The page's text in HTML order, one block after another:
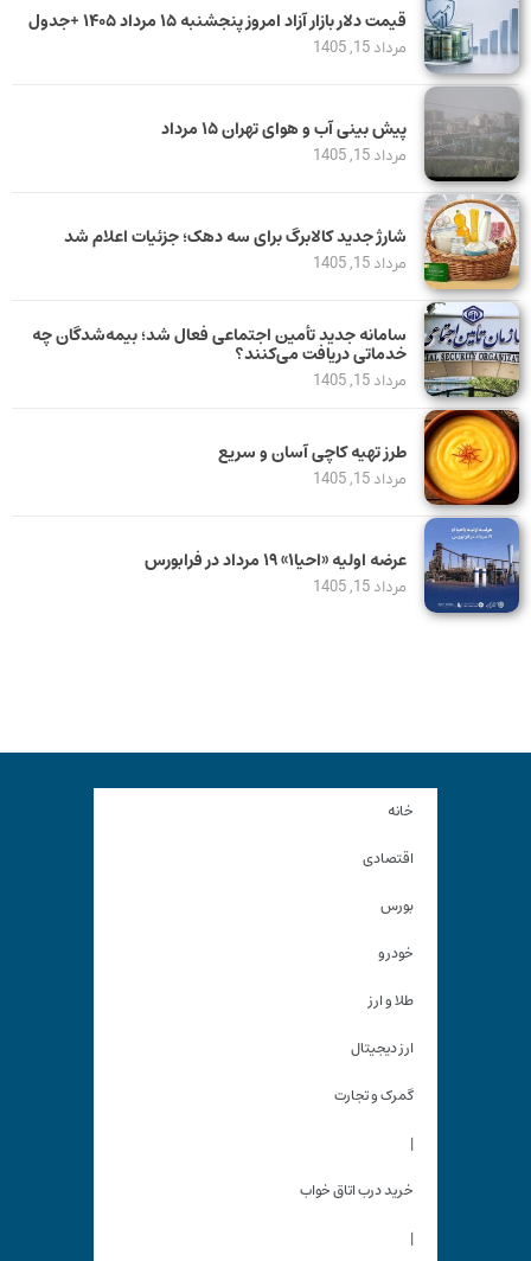
قیمت دلار بازار آزاد امروز پنجشنبه ۱۵ مرداد ۱۴۰۵ +جدول
مرداد 15, 1405
پیش بینی آب و هوای تهران ۱۵ مرداد
مرداد 15, 1405
شارژ جدید کالابرگ برای سه دهک؛ جزئیات اعلام شد
مرداد 15, 1405
سامانه جدید تأمین اجتماعی فعال شد؛ بیمه‌شدگان چه
خدماتی دریافت می‌کنند؟
مرداد 15, 1405
طرز تهیه کاچی آسان و سریع
مرداد 15, 1405
عرضه اولیه «احیا۱» ۱۹ مرداد در فرابورس
مرداد 15, 1405
خانه
اقتصادی
بورس
خودرو
طلا و ارز
ارز دیجیتال
گمرک و تجارت
|
خرید درب اتاق خواب
|